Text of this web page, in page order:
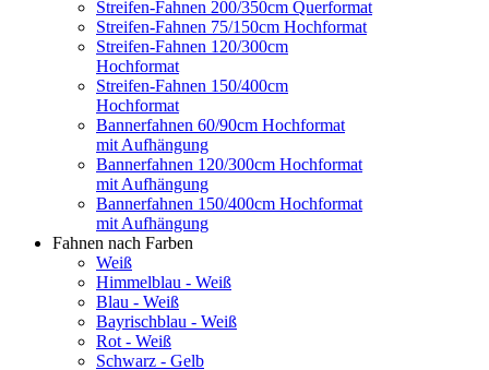
Streifen-Fahnen 200/350cm Querformat
Streifen-Fahnen 75/150cm Hochformat
Streifen-Fahnen 120/300cm
Hochformat
Streifen-Fahnen 150/400cm
Hochformat
Bannerfahnen 60/90cm Hochformat
mit Aufhängung
Bannerfahnen 120/300cm Hochformat
mit Aufhängung
Bannerfahnen 150/400cm Hochformat
mit Aufhängung
Fahnen nach Farben
Weiß
Himmelblau - Weiß
Blau - Weiß
Bayrischblau - Weiß
Rot - Weiß
Schwarz - Gelb